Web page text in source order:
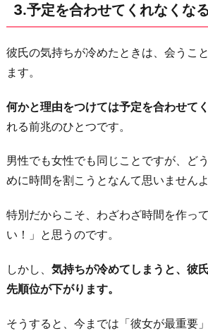
3.予定を合わせてくれなくな
彼氏の気持ちが冷めたときは、会うこ
ます。
何かと理由をつけては予定を合わせて
れる前兆のひとつです。
男性でも女性でも同じことですが、ど
めに時間を割こうとなんて思いませんよ
特別だからこそ、わざわざ時間を作っ
い！」と思うのです。
しかし、 気持ちが冷めてしまうと、彼
先順位が下がります。
そうすると、今までは「彼女が最重要